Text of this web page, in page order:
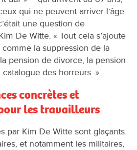
qui ne peuvent arriver l’âge
une question de
De Witte. « Tout cela s’ajoute
comme la suppression de la
pension de divorce, la pension
des horreurs. »
concrètes et
les travailleurs
par Kim De Witte sont glaçants.
et notamment les militaires,